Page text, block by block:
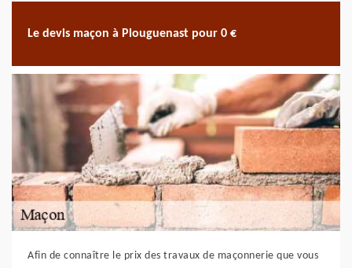
Le devis maçon à Plouguenast pour 0 €
Afin de connaître le prix des travaux de maçonnerie que vous